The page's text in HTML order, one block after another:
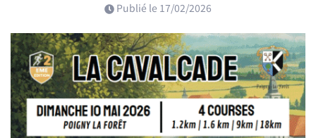
Publié le 17/02/2026